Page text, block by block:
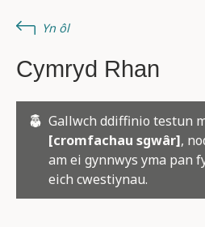
Yn ôl
Cymryd Rhan
Gallwch ddiffinio testun
[cromfachau sgwâr],
am ei gynnwys yma pan
eich cwestiynau.